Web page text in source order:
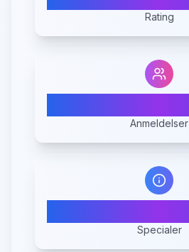
Rating
Anmeldelser
Specialer